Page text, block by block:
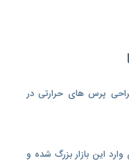
طراحی پرس های حرارتی در
این بازار بزرگ شده و